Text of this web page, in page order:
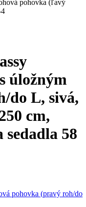
úložným
do L, sivá,
cm,
58
pohovka (pravý roh/do